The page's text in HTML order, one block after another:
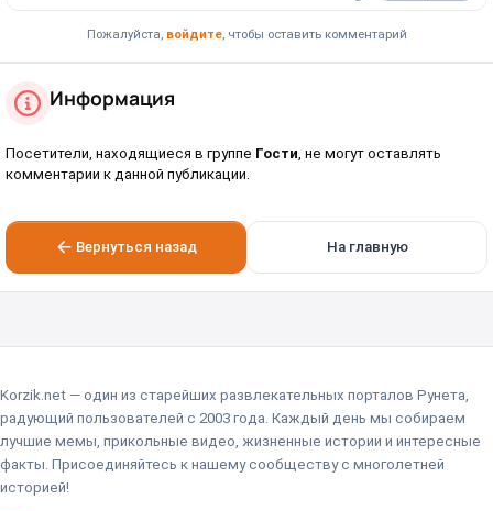
Пожалуйста, войдите, чтобы оставить комментарий
Информация
Посетители, находящиеся в группе Гости, не могут оставлять
комментарии к данной публикации.
Вернуться назад На главную
Korzik.net — один из старейших развлекательных порталов Рунета,
радующий пользователей с 2003 года. Каждый день мы собираем
лучшие мемы, прикольные видео, жизненные истории и интересные
факты. Присоединяйтесь к нашему сообществу с многолетней
историей!